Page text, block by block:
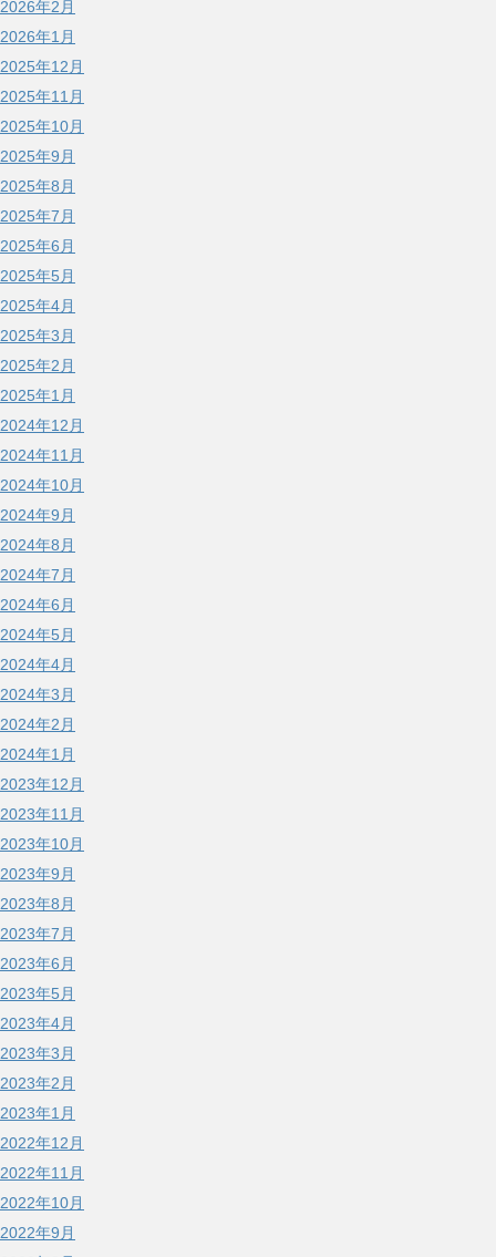
2026年2月
2026年1月
2025年12月
2025年11月
2025年10月
2025年9月
2025年8月
2025年7月
2025年6月
2025年5月
2025年4月
2025年3月
2025年2月
2025年1月
2024年12月
2024年11月
2024年10月
2024年9月
2024年8月
2024年7月
2024年6月
2024年5月
2024年4月
2024年3月
2024年2月
2024年1月
2023年12月
2023年11月
2023年10月
2023年9月
2023年8月
2023年7月
2023年6月
2023年5月
2023年4月
2023年3月
2023年2月
2023年1月
2022年12月
2022年11月
2022年10月
2022年9月